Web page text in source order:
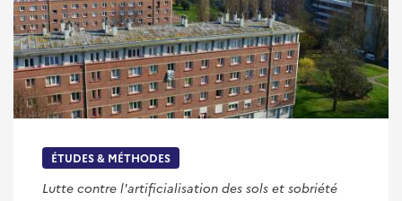
ÉTUDES & MÉTHODES
Lutte contre l'artificialisation des sols et sobriété